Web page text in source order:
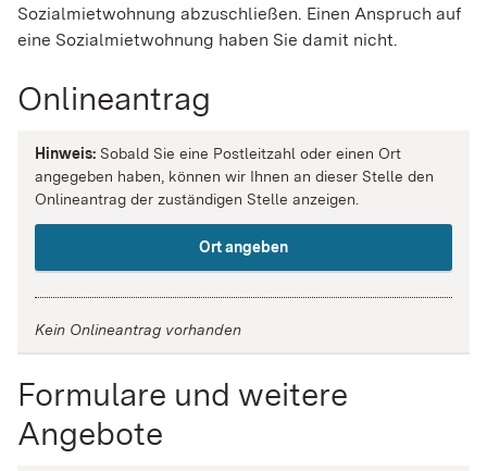
Sozialmietwohnung abzuschließen. Einen Anspruch auf
eine Sozialmietwohnung haben Sie damit nicht.
Onlineantrag
Hinweis: Sobald Sie eine Postleitzahl oder einen Ort
angegeben haben, können wir Ihnen an dieser Stelle den
Onlineantrag der zuständigen Stelle anzeigen.
Ort angeben
Kein Onlineantrag vorhanden
Formulare und weitere
Angebote